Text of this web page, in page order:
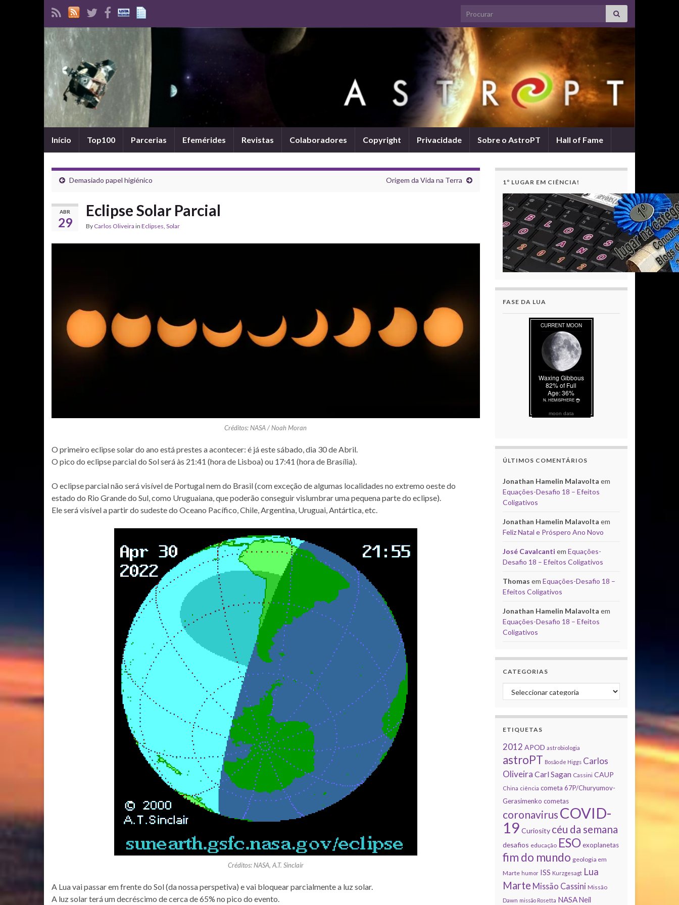
Search for:
Início Top100 Parcerias Efemérides Revistas Colaboradores Copyright Privacidade Sobre o AstroPT Hall of Fame
Demasiado papel higiénico Origem da Vida na Terra
ABR
29
Eclipse Solar Parcial
By Carlos Oliveira in Eclipses, Solar
Créditos: NASA / Noah Moran
O primeiro eclipse solar do ano está prestes a acontecer: é já este sábado, dia 30 de Abril.
O pico do eclipse parcial do Sol será às 21:41 (hora de Lisboa) ou 17:41 (hora de Brasília).
O eclipse parcial não será visível de Portugal nem do Brasil (com exceção de algumas localidades no extremo oeste do
estado do Rio Grande do Sul, como Uruguaiana, que poderão conseguir vislumbrar uma pequena parte do eclipse).
Ele será visível a partir do sudeste do Oceano Pacífico, Chile, Argentina, Uruguai, Antártica, etc.
Créditos: NASA, A.T. Sinclair
A Lua vai passar em frente do Sol (da nossa perspetiva) e vai bloquear parcialmente a luz solar.
A luz solar terá um decréscimo de cerca de 65% no pico do evento.
1º LUGAR EM CIÊNCIA!
FASE DA LUA
moon data
ÚLTIMOS COMENTÁRIOS
Jonathan Hamelin Malavolta em
Equações-Desafio 18 – Efeitos
Coligativos
Jonathan Hamelin Malavolta em
Feliz Natal e Próspero Ano Novo
José Cavalcanti em Equações-
Desafio 18 – Efeitos Coligativos
Thomas em Equações-Desafio 18 –
Efeitos Coligativos
Jonathan Hamelin Malavolta em
Equações-Desafio 18 – Efeitos
Coligativos
CATEGORIAS
Categorias
ETIQUETAS
2012 APOD astrobiologia
astroPT Bosão de Higgs Carlos
Oliveira Carl Sagan Cassini CAUP
China ciência cometa 67P/Churyumov-
Gerasimenko cometas
coronavirus COVID-
19 Curiosity céu da semana
desafios educação ESO exoplanetas
fim do mundo geologia em
Marte humor ISS Kurzgesagt Lua
Marte Missão Cassini Missão
Dawn missão Rosetta NASA Neil